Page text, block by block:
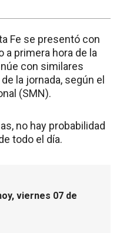
Fe se presentó con
a primera hora de la
con similares
la jornada, según el
(SMN).
no hay probabilidad
todo el día.
viernes 07 de